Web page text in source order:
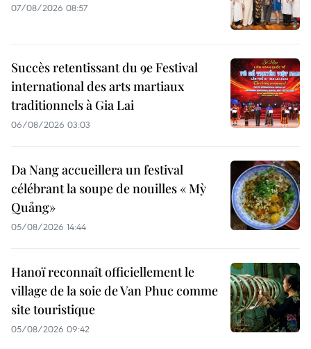
07/08/2026 08:57
Succès retentissant du 9e Festival
international des arts martiaux
traditionnels à Gia Lai
06/08/2026 03:03
Da Nang accueillera un festival
célébrant la soupe de nouilles « Mỳ
Quảng»
05/08/2026 14:44
Hanoï reconnaît officiellement le
village de la soie de Van Phuc comme
site touristique
05/08/2026 09:42